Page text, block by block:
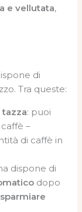
e vellutata,
di
Tra queste:
: puoi
–
di caffè in
dispone di
dopo